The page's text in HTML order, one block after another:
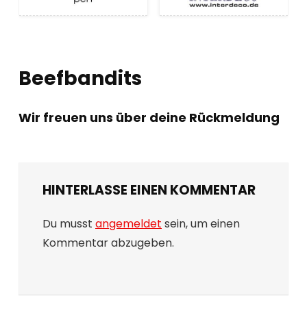
Beefbandits
Wir freuen uns über deine Rückmeldung
HINTERLASSE EINEN KOMMENTAR
Du musst angemeldet sein, um einen
Kommentar abzugeben.